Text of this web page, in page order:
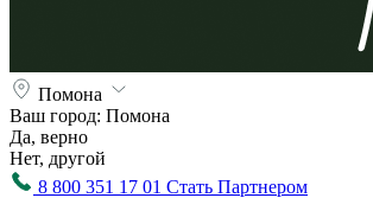
Помона
Ваш город: Помона
Да, верно
Нет, другой
8 800 351 17 01 Стать Партнером